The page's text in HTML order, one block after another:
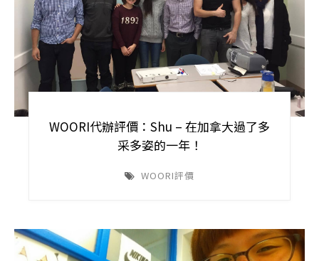
WOORI代辦評價：Shu – 在加拿大過了多
采多姿的一年！
WOORI評價